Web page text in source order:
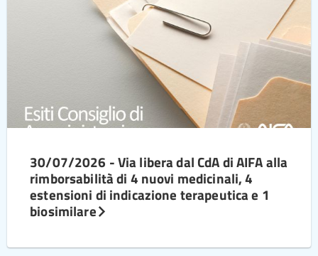
30/07/2026 - Via libera dal CdA di AIFA alla
rimborsabilità di 4 nuovi medicinali, 4
estensioni di indicazione terapeutica e 1
biosimilare